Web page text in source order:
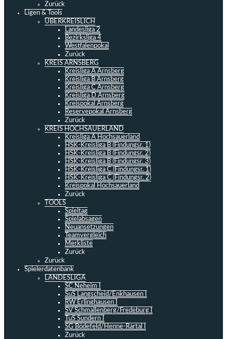
Zurück
Ligen & Tools
ÜBERKREISLICH
Landesliga 2
Bezirksliga 4
Westfalenpokal
Zurück
KREIS ARNSBERG
Kreisliga A Arnsberg
Kreisliga B Arnsberg
Kreisliga C Arnsberg
Kreisliga D Arnsberg
Kreispokal Arnsberg
Reservepokal Arnsberg
Zurück
KREIS HOCHSAUERLAND
Kreisliga A Hochsauerland
HSK-Kreisliga B (Findungsr. 1)
HSK-Kreisliga B (Findungsr. 2)
HSK-Kreisliga B (Findungsr. 3)
HSK-Kreisliga C (Findungsr. 1)
HSK-Kreisliga C (Findungsr. 2)
Kreispokal Hochsauerland
Zurück
TOOLS
Spieltag
Spielabsagen
Neuansetzungen
Teamvergleich
Merkliste
Zurück
Zurück
Spielerdatenbank
LANDESLIGA
SC Neheim I
SuS Langscheid/Enkhausen I
RW Erlinghausen I
SV Schmallenberg/Fredeburg I
TuS Sundern I
SG Bödefeld/Henne-Rartal I
Zurück